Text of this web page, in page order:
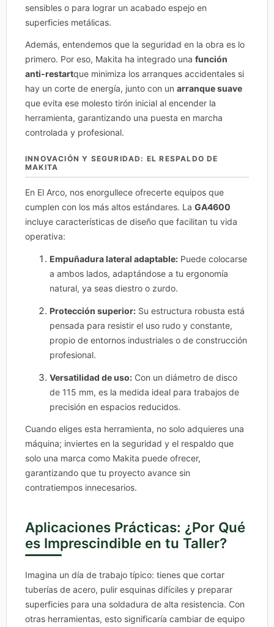
sensibles o para lograr un acabado espejo en
superficies metálicas.
Además, entendemos que la seguridad en la obra es lo
primero. Por eso, Makita ha integrado una función
anti-restartque minimiza los arranques accidentales si
hay un corte de energía, junto con un arranque suave
que evita ese molesto tirón inicial al encender la
herramienta, garantizando una puesta en marcha
controlada y profesional.
INNOVACIÓN Y SEGURIDAD: EL RESPALDO DE
MAKITA
En El Arco, nos enorgullece ofrecerte equipos que
cumplen con los más altos estándares. La GA4600
incluye características de diseño que facilitan tu vida
operativa:
Empuñadura lateral adaptable: Puede colocarse
a ambos lados, adaptándose a tu ergonomía
natural, ya seas diestro o zurdo.
Protección superior: Su estructura robusta está
pensada para resistir el uso rudo y constante,
propio de entornos industriales o de construcción
profesional.
Versatilidad de uso: Con un diámetro de disco
de 115 mm, es la medida ideal para trabajos de
precisión en espacios reducidos.
Cuando eliges esta herramienta, no solo adquieres una
máquina; inviertes en la seguridad y el respaldo que
solo una marca como Makita puede ofrecer,
garantizando que tu proyecto avance sin
contratiempos innecesarios.
Aplicaciones Prácticas: ¿Por Qué
es Imprescindible en tu Taller?
Imagina un día de trabajo típico: tienes que cortar
tuberías de acero, pulir esquinas difíciles y preparar
superficies para una soldadura de alta resistencia. Con
otras herramientas, esto significaría cambiar de equipo